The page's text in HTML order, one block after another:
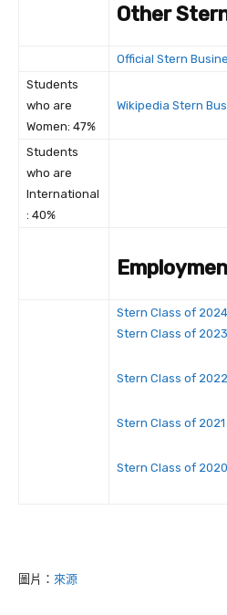
Other
Official Stern
Students
who are
Women: 47%
Wikipedia Stern
Students
who are
International
: 40%
Stern Class of
Stern Class of
Stern Class of
Stern Class of
Stern Class of
圖片： 來源